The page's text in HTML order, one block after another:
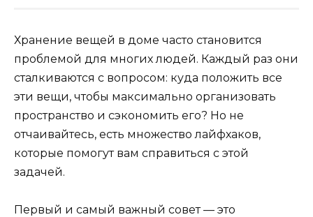
Хранение вещей в доме часто становится
проблемой для многих людей. Каждый раз они
сталкиваются с вопросом: куда положить все
эти вещи, чтобы максимально организовать
пространство и сэкономить его? Но не
отчаивайтесь, есть множество лайфхаков,
которые помогут вам справиться с этой
задачей.
Первый и самый важный совет — это